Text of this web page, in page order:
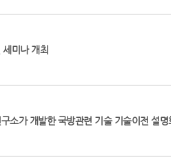
미나 개최
소가 개발한 국방관련 기술 기술이전 설명회